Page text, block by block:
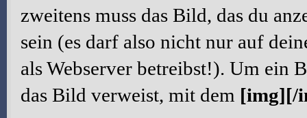
zweitens muss das Bild, das du
sein (es darf also nicht nur auf
als Webserver betreibst!). Um ein
das Bild verweist, mit dem [img][/